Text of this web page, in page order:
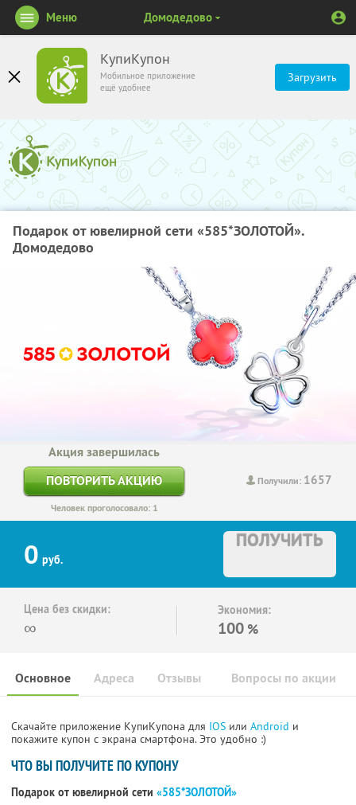
КупиКупон
Мобильное приложение
ещё удобнее
Загрузить
Меню Домодедово
Подарок от ювелирной сети «585*ЗОЛОТОЙ».
Домодедово
Получили: 1657
Акция завершилась
ПОВТОРИТЬ АКЦИЮ
Человек проголосовало: 1
0 руб.
ПОЛУЧИТЬ
Цена без скидки:
∞
Экономия:
100 %
Основное Отзывы Вопросы по акции
Адреса
Скачайте приложение КупиКупона для IOS или Android и
покажите купон с экрана смартфона. Это удобно :)
ЧТО ВЫ ПОЛУЧИТЕ ПО КУПОНУ
Подарок от ювелирной сети «585*ЗОЛОТОЙ»